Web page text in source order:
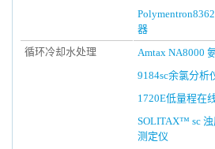
器
循环冷却水处理
Amtax NA8000
9184sc余氯分析
1720E低量程在
SOLITAX™ sc
测定仪